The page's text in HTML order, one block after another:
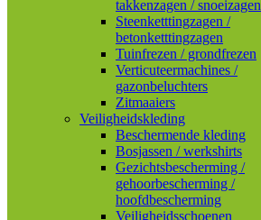
takkenzagen / snoeizagen
Steenketttingzagen /
betonketttingzagen
Tuinfrezen / grondfrezen
Verticuteermachines /
gazonbeluchters
Zitmaaiers
Veiligheidskleding
Beschermende kleding
Bosjassen / werkshirts
Gezichtsbescherming /
gehoorbescherming /
hoofdbescherming
Veiligheidsschoenen